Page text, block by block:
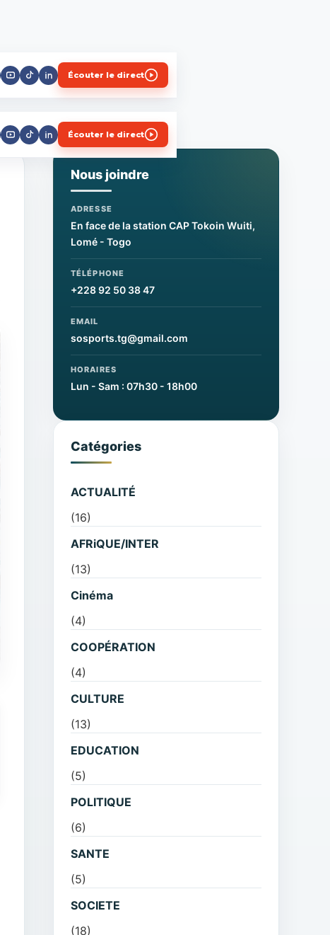
Écouter le direct
Écouter le direct
Nous joindre
ADRESSE
En face de la station CAP Tokoin Wuiti,
Lomé - Togo
TÉLÉPHONE
+228 92 50 38 47
EMAIL
sosports.tg@gmail.com
HORAIRES
Lun - Sam : 07h30 - 18h00
Catégories
ACTUALITÉ
(16)
AFRiQUE/INTER
(13)
Cinéma
(4)
COOPÉRATION
(4)
CULTURE
(13)
EDUCATION
(5)
POLITIQUE
(6)
SANTE
(5)
SOCIETE
(18)